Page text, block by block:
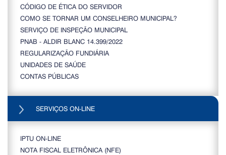
CÓDIGO DE ÉTICA DO SERVIDOR
COMO SE TORNAR UM CONSELHEIRO MUNICIPAL?
SERVIÇO DE INSPEÇÃO MUNICIPAL
PNAB - ALDIR BLANC 14.399/2022
REGULARIZAÇÃO FUNDIÁRIA
UNIDADES DE SAÚDE
CONTAS PÚBLICAS
SERVIÇOS ON-LINE
IPTU ON-LINE
NOTA FISCAL ELETRÔNICA (NFE)